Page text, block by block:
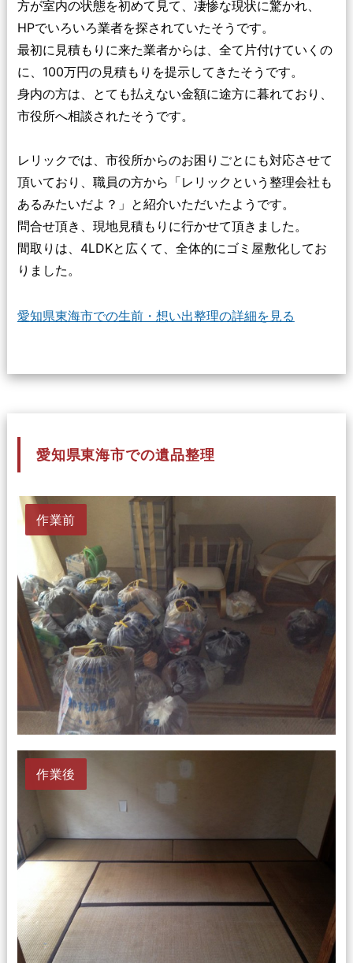
方が室内の状態を初めて見て、凄惨な現状に驚かれ、
HPでいろいろ業者を探されていたそうです。
最初に見積もりに来た業者からは、全て片付けていくの
に、100万円の見積もりを提示してきたそうです。
身内の方は、とても払えない金額に途方に暮れており、
市役所へ相談されたそうです。
レリックでは、市役所からのお困りごとにも対応させて
頂いており、職員の方から「レリックという整理会社も
あるみたいだよ？」と紹介いただいたようです。
問合せ頂き、現地見積もりに行かせて頂きました。
間取りは、4LDKと広くて、全体的にゴミ屋敷化してお
りました。
愛知県東海市での生前・想い出整理の詳細を見る
愛知県東海市での遺品整理
作業前
作業後